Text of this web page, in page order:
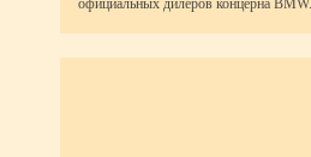
официальных дилеров концерна BMW.